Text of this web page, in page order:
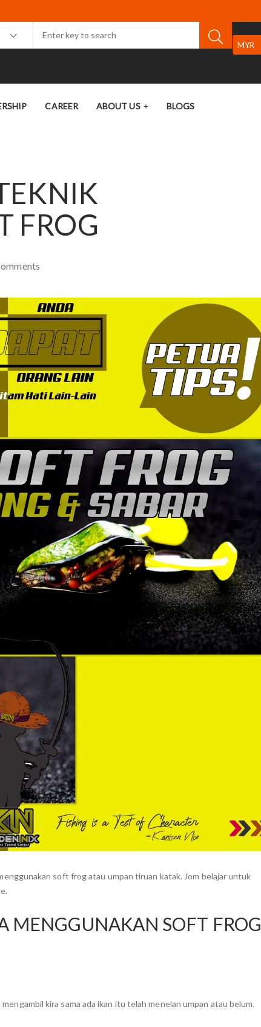
MYR
CAREER ABOUT US BLOGS
FROG
soft frog atau umpan tiruan katak. Jom belajar untuk
MENGGUNAKAN SOFT FROG
kira sama ada ikan itu telah menelan umpan atau belum.